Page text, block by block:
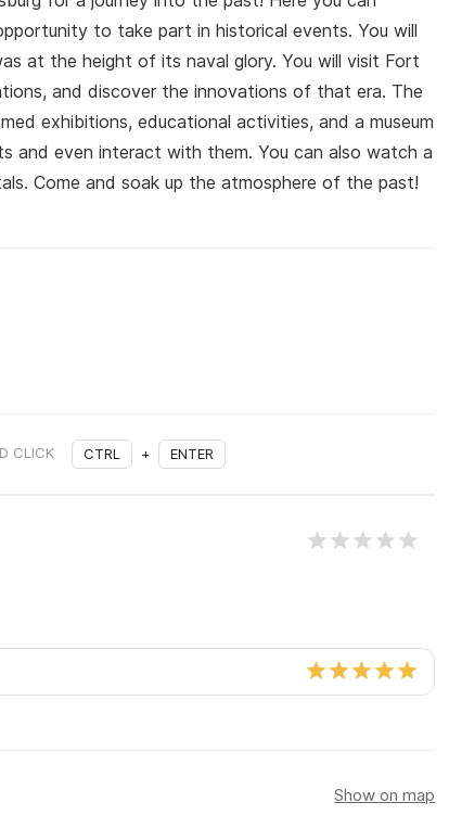
to take part in historical events. You will
at the height of its naval glory. You will visit Fort
and discover the innovations of that era. The
exhibitions, educational activities, and a museum
and even interact with them. You can also watch a
Come and soak up the atmosphere of the past!
CLICK CTRL + ENTER
Show on map